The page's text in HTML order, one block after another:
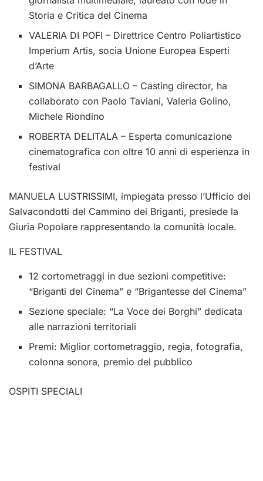
Storia e Critica del Cinema
VALERIA DI POFI – Direttrice Centro Poliartistico
Imperium Artis, socia Unione Europea Esperti
d’Arte
SIMONA BARBAGALLO – Casting director, ha
collaborato con Paolo Taviani, Valeria Golino,
Michele Riondino
ROBERTA DELITALA – Esperta comunicazione
cinematografica con oltre 10 anni di esperienza in
festival
MANUELA LUSTRISSIMI, impiegata presso l’Ufficio dei
Salvacondotti del Cammino dei Briganti, presiede la
Giuria Popolare rappresentando la comunità locale.
IL FESTIVAL
12 cortometraggi in due sezioni competitive:
“Briganti del Cinema” e “Brigantesse del Cinema”
Sezione speciale: “La Voce dei Borghi” dedicata
alle narrazioni territoriali
Premi: Miglior cortometraggio, regia, fotografia,
colonna sonora, premio del pubblico
OSPITI SPECIALI